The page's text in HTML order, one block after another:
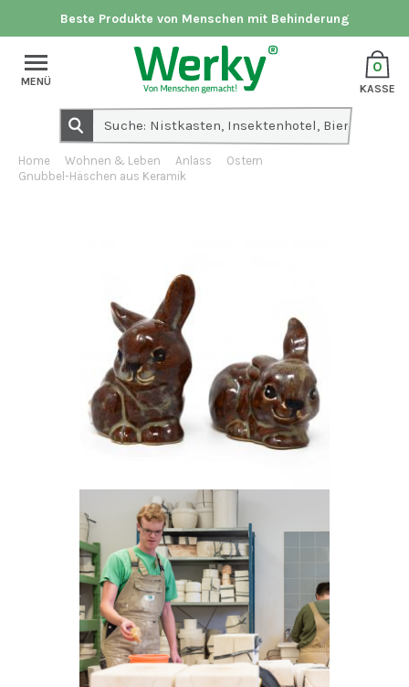
Beste Produkte von Menschen mit Behinderung
0
KASSE
MENÜ
Home Wohnen & Leben Anlass
Ostern
Gnubbel-Häschen aus Keramik